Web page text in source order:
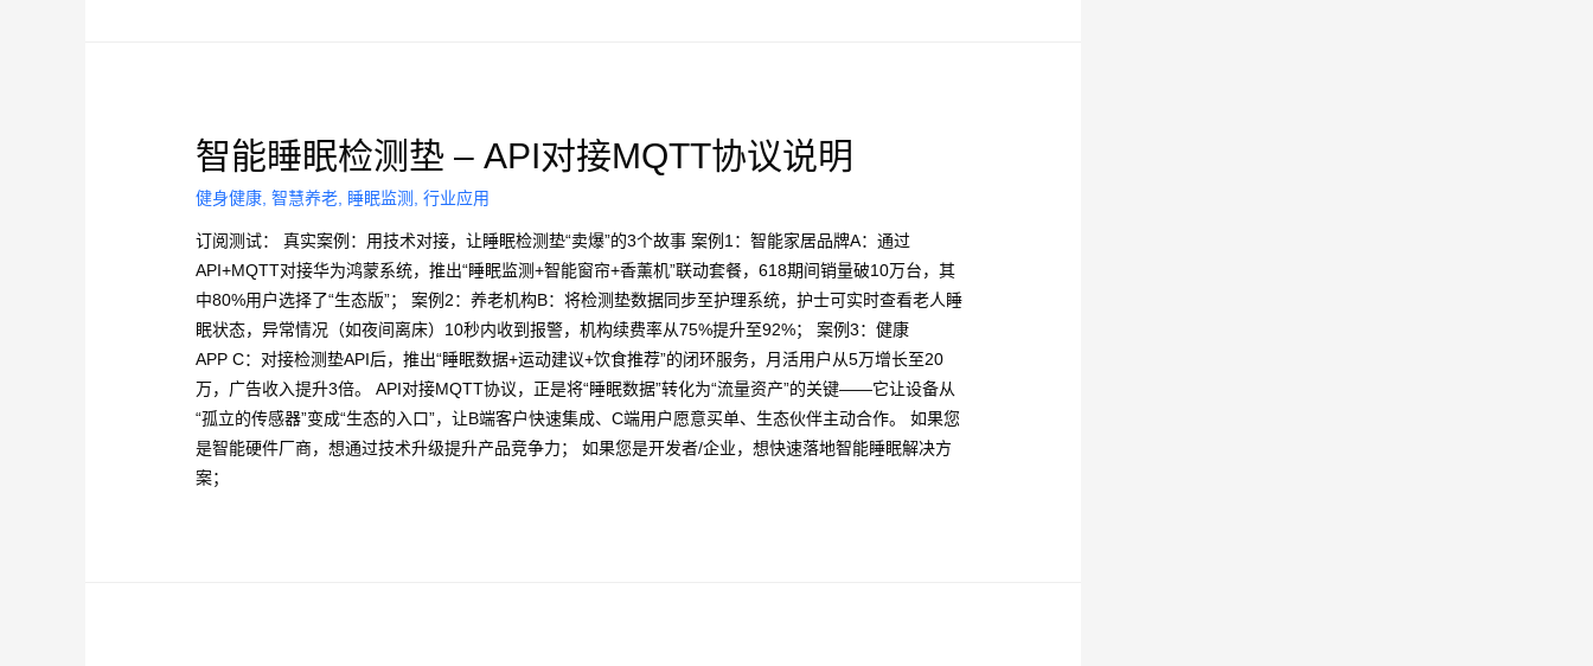
智能睡眠检测垫 – API对接MQTT协议说明
健身健康 ,智慧养老 睡眠监测 ,行业应用
订阅测试： 真实案例：用技术对接，让睡眠检测垫“卖爆”的3个故事 案例1：智能家居品牌A：通过
API+MQTT对接华为鸿蒙系统，推出“睡眠监测+智能窗帘+香薰机”联动套餐，618期间销量破10万台，其
中80%用户选择了“生态版”； 案例2：养老机构B：将检测垫数据同步至护理系统，护士可实时查看老人睡
眠状态，异常情况（如夜间离床）10秒内收到报警，机构续费率从75%提升至92%； 案例3：健康
APP C：对接检测垫API后，推出“睡眠数据+运动建议+饮食推荐”的闭环服务，月活用户从5万增长至20
万，广告收入提升3倍。 API对接MQTT协议，正是将“睡眠数据”转化为“流量资产”的关键——它让设备从
“孤立的传感器”变成“生态的入口”，让B端客户快速集成、C端用户愿意买单、生态伙伴主动合作。 如果您
是智能硬件厂商，想通过技术升级提升产品竞争力； 如果您是开发者/企业，想快速落地智能睡眠解决方
案；